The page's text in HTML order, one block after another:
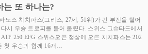
는 또 하나는?
노스 치치파스(그리스, 27세, 51위)가 긴 부진을 털어
시 우승 트로피를 들어 올렸다. 스위스 그슈타드에서
250 EFG 스위스오픈 정상에 오른 치치파스는 202
첫 우승과 함께 16개…